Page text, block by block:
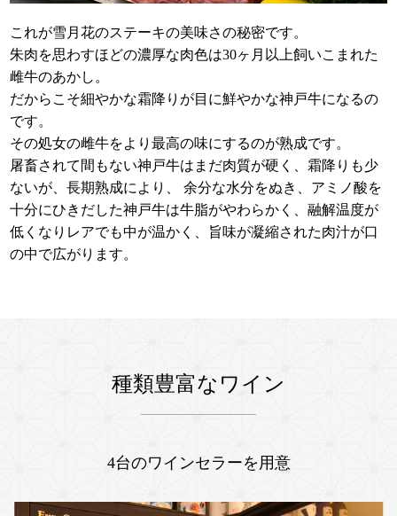
これが雪月花のステーキの美味さの秘密です。
朱肉を思わすほどの濃厚な肉色は30ヶ月以上飼いこまれた
雌牛のあかし。
だからこそ細やかな霜降りが目に鮮やかな神戸牛になるの
です。
その処女の雌牛をより最高の味にするのが熟成です。
屠畜されて間もない神戸牛はまだ肉質が硬く、霜降りも少
ないが、長期熟成により、 余分な水分をぬき、アミノ酸を
十分にひきだした神戸牛は牛脂がやわらかく、融解温度が
低くなりレアでも中が温かく、旨味が凝縮された肉汁が口
の中で広がります。
種類豊富なワイン
4台のワインセラーを用意